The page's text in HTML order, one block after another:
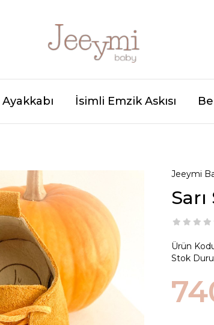
İsimli Emzik Askısı
Jeeymi
Ürün
Stok